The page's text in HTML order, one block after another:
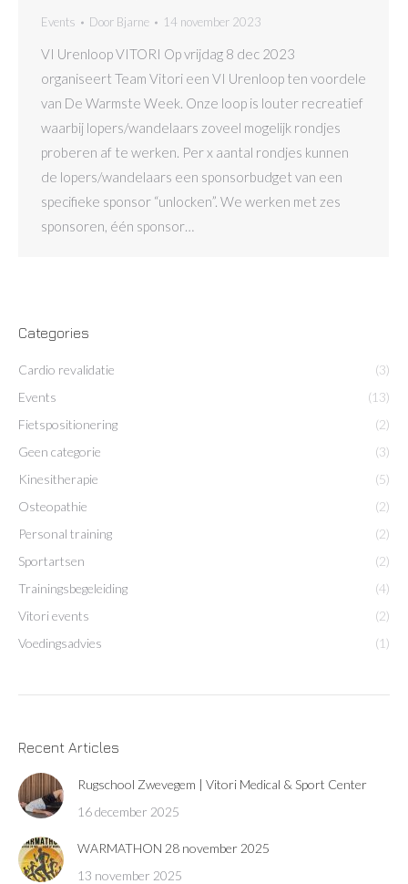
Events Door Bjarne 14 november 2023
VI Urenloop VITORI Op vrijdag 8 dec 2023
organiseert Team Vitori een VI Urenloop ten voordele
van De Warmste Week. Onze loop is louter recreatief
waarbij lopers/wandelaars zoveel mogelijk rondjes
proberen af te werken. Per x aantal rondjes kunnen
de lopers/wandelaars een sponsorbudget van een
specifieke sponsor “unlocken”. We werken met zes
sponsoren, één sponsor…
Categories
Cardio revalidatie
(3)
Events
(13)
Fietspositionering
(2)
Geen categorie
(3)
Kinesitherapie
(5)
Osteopathie
(2)
Personal training
(2)
Sportartsen
(2)
Trainingsbegeleiding
(4)
Vitori events
(2)
Voedingsadvies
(1)
Recent Articles
Rugschool Zwevegem | Vitori Medical & Sport Center
16 december 2025
WARMATHON 28 november 2025
13 november 2025